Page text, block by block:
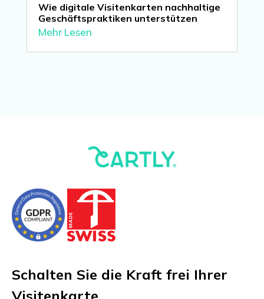
Wie digitale Visitenkarten nachhaltige
Geschäftspraktiken unterstützen
Mehr Lesen
Schalten Sie die Kraft frei Ihrer